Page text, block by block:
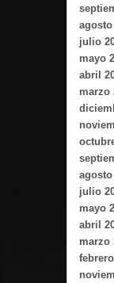
agosto
julio
mayo
abril
marzo
agosto
julio
mayo
abril
marzo